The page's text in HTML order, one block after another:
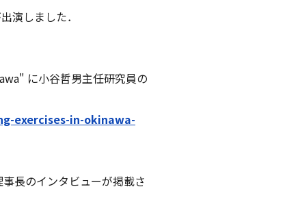
演しました．
に小谷哲男主任研究員の
exercises-in-okinawa-
長のインタビューが掲載さ